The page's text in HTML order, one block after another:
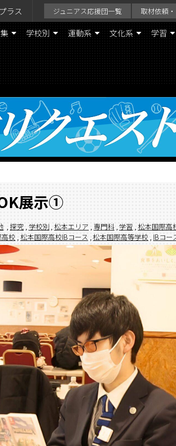
ラス ジュニアス応援団一覧 取材依頼
学校別 運動系 文化系 学習
展示①
, 探究 , 学校別 , 松本エリア , 専門科 , 学習 , 松本国際高
校, 松本国際高校IBコース ,松本国際高等学校 , IBコー